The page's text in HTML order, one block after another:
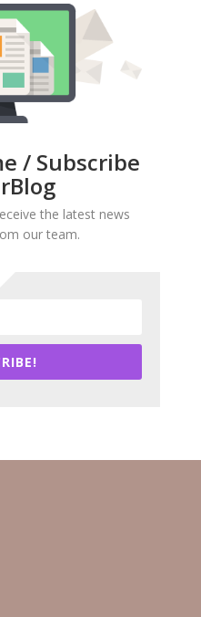
/ Subscribe
the latest news
our team.